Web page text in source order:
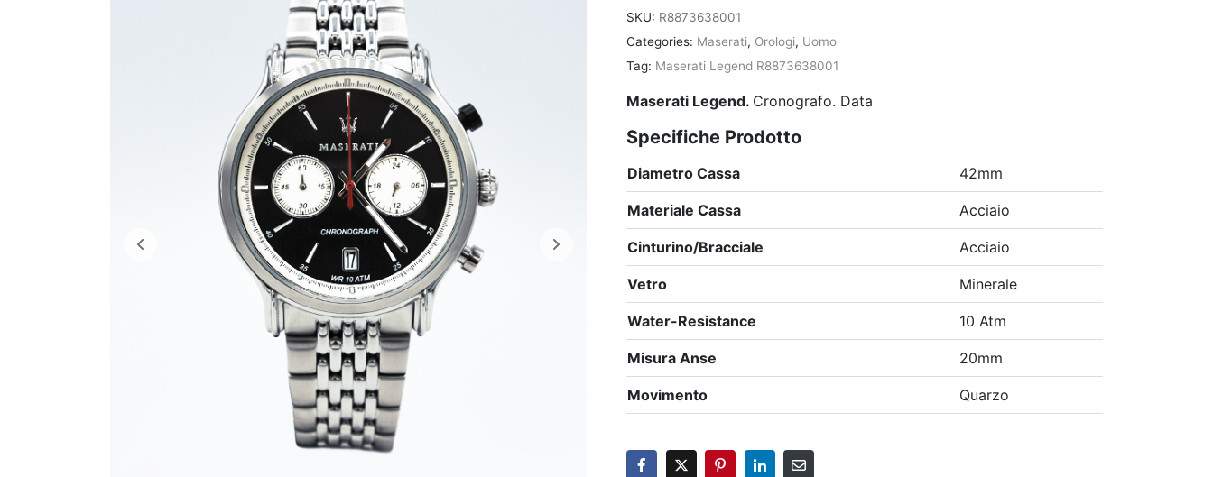
SKU: R8873638001
Categories: Maserati, Orologi, Uomo
Tag: Maserati Legend R8873638001
Maserati Legend. Cronografo. Data
Specifiche Prodotto
Diametro Cassa 42mm
Materiale Cassa Acciaio
Cinturino/Bracciale Acciaio
Vetro Minerale
Water-Resistance 10 Atm
Misura Anse 20mm
Movimento Quarzo